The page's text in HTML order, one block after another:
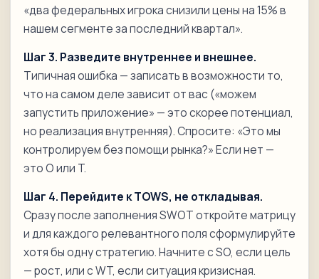
«два федеральных игрока снизили цены на 15% в
нашем сегменте за последний квартал».
Шаг 3. Разведите внутреннее и внешнее.
Типичная ошибка — записать в возможности то,
что на самом деле зависит от вас («можем
запустить приложение» — это скорее потенциал,
но реализация внутренняя). Спросите: «Это мы
контролируем без помощи рынка?» Если нет —
это O или T.
Шаг 4. Перейдите к TOWS, не откладывая.
Сразу после заполнения SWOT откройте матрицу
и для каждого релевантного поля сформулируйте
хотя бы одну стратегию. Начните с SO, если цель
— рост, или с WT, если ситуация кризисная.